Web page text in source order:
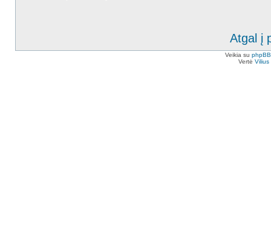
Atgal į
Veikia su phpBB
Vertė Vilius